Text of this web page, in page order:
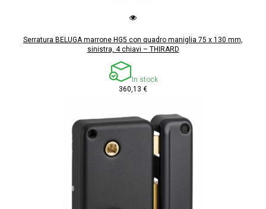
Serratura BELUGA marrone HG5 con quadro maniglia 75 x 130 mm,
sinistra, 4 chiavi – THIRARD
In stock
360,13 €